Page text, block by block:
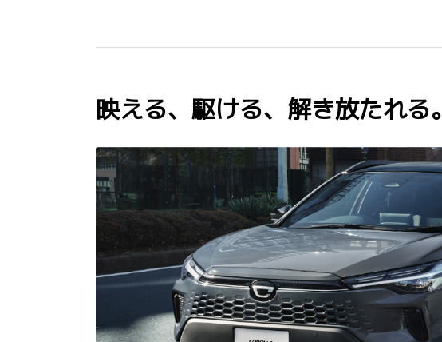
映える、駆ける、解き放たれる。